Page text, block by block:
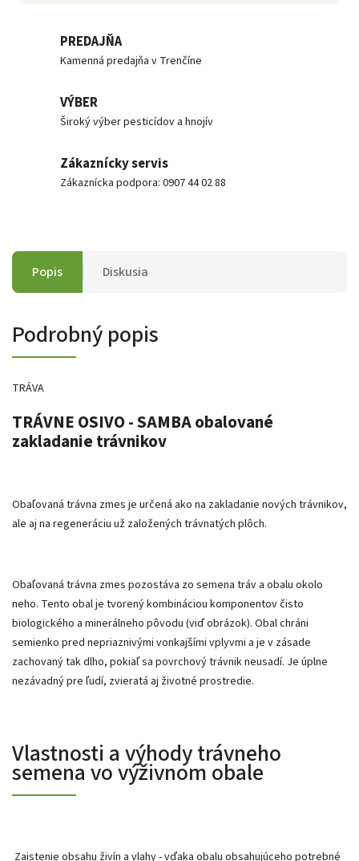
PREDAJŇA
Kamenná predajňa v Trenčíne
VÝBER
Široký výber pesticídov a hnojív
Zákaznícky servis
Zákaznícka podpora: 0907 44 02 88
Popis Diskusia
Podrobný popis
TRÁVA
TRÁVNE OSIVO - SAMBA obalované
zakladanie trávnikov
Obaľovaná trávna zmes je určená ako na zakladanie nových trávnikov,
ale aj na regeneráciu už založených trávnatých plôch.
Obaľovaná trávna zmes pozostáva zo semena tráv a obalu okolo
neho. Tento obal je tvorený kombináciou komponentov čisto
biologického a minerálneho pôvodu (viď obrázok). Obal chráni
semienko pred nepriaznivými vonkajšími vplyvmi a je v zásade
zachovaný tak dlho, pokiaľ sa povrchový trávnik neusadí. Je úplne
nezávadný pre ľudí, zvieratá aj životné prostredie.
Vlastnosti a výhody trávneho
semena vo výživnom obale
Zaistenie obsahu živín a vlahy - vďaka obalu obsahujúceho potrebné